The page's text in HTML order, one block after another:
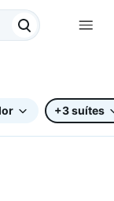
+3 suítes